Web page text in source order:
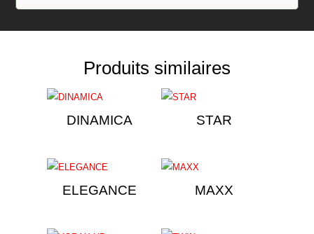
Produits similaires
DINAMICA STAR
ELEGANCE MAXX